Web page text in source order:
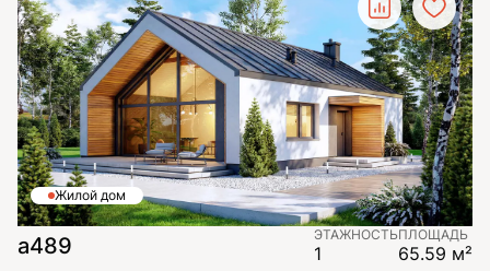
Жилой дом
а489 ЭТАЖНОСТЬ
1
ПЛОЩАДЬ
65.59 м²